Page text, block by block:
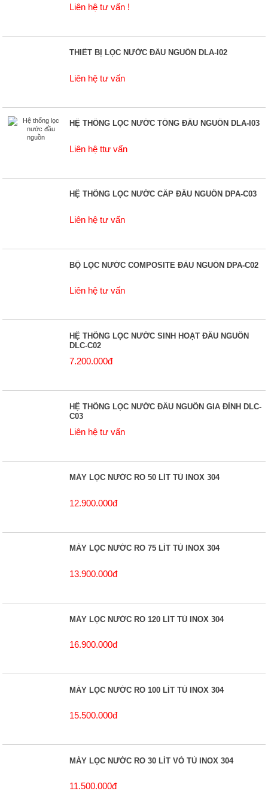
Liên hệ tư vấn !
THIẾT BỊ LỌC NƯỚC ĐẦU NGUỒN DLA-I02
Liên hệ tư vấn
HỆ THỐNG LỌC NƯỚC TỔNG ĐẦU NGUỒN DLA-I03
Liên hệ ttư vấn
HỆ THỐNG LỌC NƯỚC CẤP ĐẦU NGUỒN DPA-C03
Liên hệ tư vấn
BỘ LỌC NƯỚC COMPOSITE ĐẦU NGUỒN DPA-C02
Liên hệ tư vấn
HỆ THỐNG LỌC NƯỚC SINH HOẠT ĐẦU NGUỒN
DLC-C02
7.200.000đ
HỆ THỐNG LỌC NƯỚC ĐẦU NGUỒN GIA ĐÌNH DLC-
C03
Liên hệ tư vấn
MÁY LỌC NƯỚC RO 50 LÍT TỦ INOX 304
12.900.000đ
MÁY LỌC NƯỚC RO 75 LÍT TỦ INOX 304
13.900.000đ
MÁY LỌC NƯỚC RO 120 LÍT TỦ INOX 304
16.900.000đ
MÁY LỌC NƯỚC RO 100 LÍT TỦ INOX 304
15.500.000đ
MÁY LỌC NƯỚC RO 30 LÍT VỎ TỦ INOX 304
11.500.000đ